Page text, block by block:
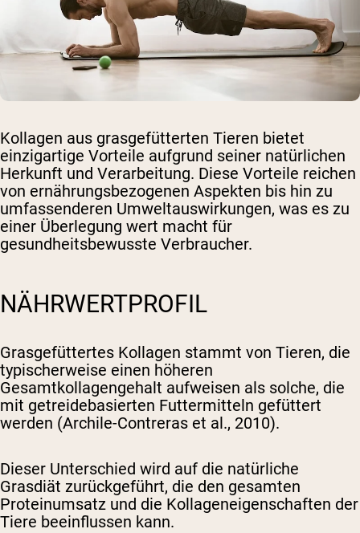
Kollagen aus grasgefütterten Tieren bietet
einzigartige Vorteile aufgrund seiner natürlichen
Herkunft und Verarbeitung. Diese Vorteile reichen
von ernährungsbezogenen Aspekten bis hin zu
umfassenderen Umweltauswirkungen, was es zu
einer Überlegung wert macht für
gesundheitsbewusste Verbraucher.
NÄHRWERTPROFIL
Grasgefüttertes Kollagen stammt von Tieren, die
typischerweise einen höheren
Gesamtkollagengehalt aufweisen als solche, die
mit getreidebasierten Futtermitteln gefüttert
werden (Archile-Contreras et al., 2010).
Dieser Unterschied wird auf die natürliche
Grasdiät zurückgeführt, die den gesamten
Proteinumsatz und die Kollageneigenschaften der
Tiere beeinflussen kann.